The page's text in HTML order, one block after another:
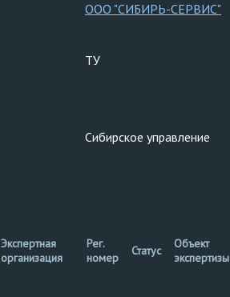
ООО "СИБИРЬ-СЕРВИС"
ТУ
Сибирское управление
Экспертная
организация
Рег.
номер
Статус
Объект
экспертизы